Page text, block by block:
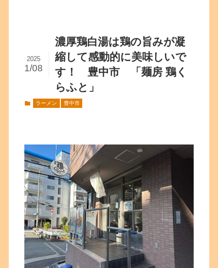
濃厚鶏白湯は鶏の旨みが凝
縮して感動的に美味しいで
す！ 豊中市 「麺房 鶏く
らふと」
2025
1/08
ラーメン 豊中市